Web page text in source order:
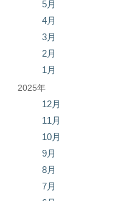
5月
4月
3月
2月
1月
2025年
12月
11月
10月
9月
8月
7月